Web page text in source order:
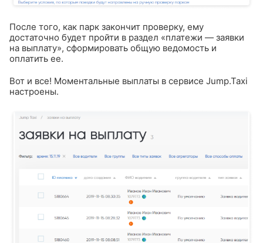
После того, как парк закончит проверку, ему
достаточно будет пройти в раздел «платежи — заявки
на выплату», сформировать общую ведомость и
оплатить ее.
Вот и все! Моментальные выплаты в сервисе Jump.Taxi
настроены.